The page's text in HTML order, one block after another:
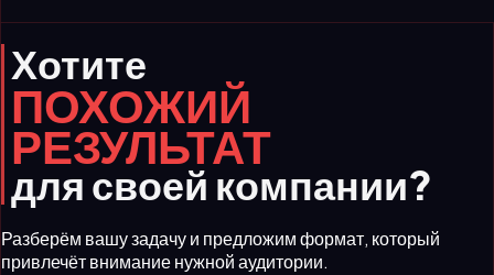
Хотите
ПОХОЖИЙ
РЕЗУЛЬТАТ
для своей компании?
Разберём вашу задачу и предложим формат, который
привлечёт внимание нужной аудитории.